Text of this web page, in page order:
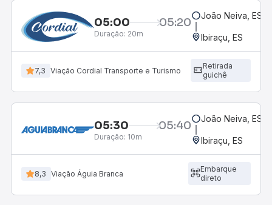
05:00 05:20
Duração: 20m
João Neiva, ES
Ibiraçu, ES
7,3 Viação Cordial Transporte e Turismo
Retirada
guichê
05:30 05:40
Duração: 10m
João Neiva, ES
Ibiraçu, ES
8,3 Viação Águia Branca
Embarque
direto